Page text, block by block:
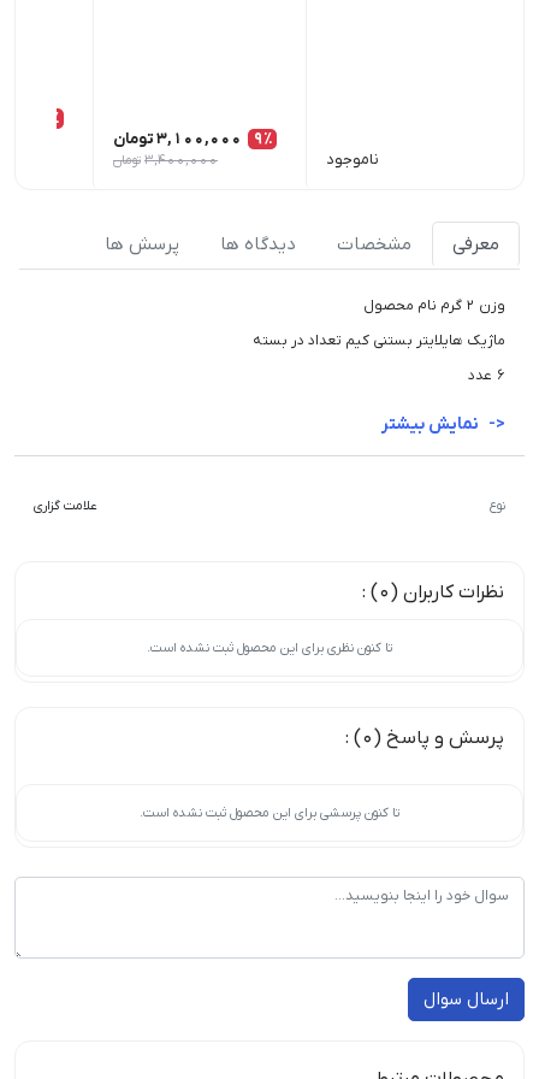
ناموجود
9٪ 3,100,000تومان
3,400,000 تومان
13٪
معرفی مشخصات دیدگاه ها پرسش ها
وزن 2 گرم نام محصول
ماژیک هایلایتر بستنی کیم تعداد در بسته
6 عدد
نوع علامت گزاری
نظرات کاربران (0) :
تا کنون نظری برای این محصول ثبت نشده است.
پرسش و پاسخ (0) :
تا کنون پرسشی برای این محصول ثبت نشده است.
ارسال سوال